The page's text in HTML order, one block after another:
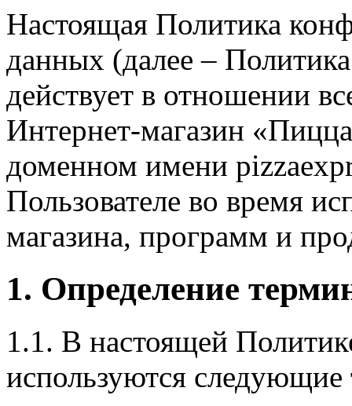
Настоящая Политика
данных (далее –
действует в отношении
Интернет-магазин
доменном имени
Пользователе во время
магазина, программ и
1. Определение
1.1. В настоящей
используются